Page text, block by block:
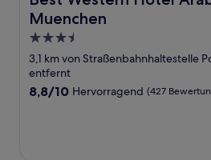
Muenchen
3.5-
Sterne-
Unterkunft
3,1 km von Straßenbahnhaltestelle
entfernt
8.8
8,8/10 Hervorragend (427